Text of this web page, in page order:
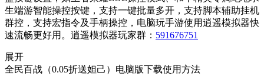
生端游智能操控按键，支持一键批量多开，支持脚本辅助挂机
群控，支持宏指令及手柄操控，电脑玩手游使用逍遥模拟器快
速流畅更好用。逍遥模拟器玩家群： 591676751
展开
全民百战（0.05折送妲己）电脑版下载使用方法